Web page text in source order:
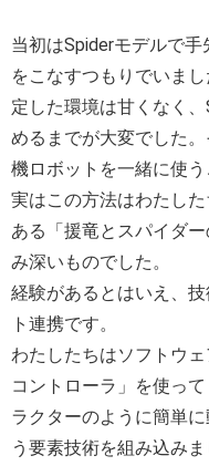
当初はSpiderモデルで
をこなすつもりでいま
定した環境は甘くなく
めるまでが大変でした
機ロボットを一緒に使う
実はこの方法はわたし
ある「援竜とスパイダ
み深いものでした。
経験があるとはいえ、
ト連携です。
わたしたちはソフトウ
コントローラ」を使っ
ラクターのように簡単
う要素技術を組み込みま